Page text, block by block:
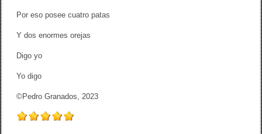
Por eso posee cuatro patas
Y dos enormes orejas
Digo yo
Yo digo
©Pedro Granados, 2023